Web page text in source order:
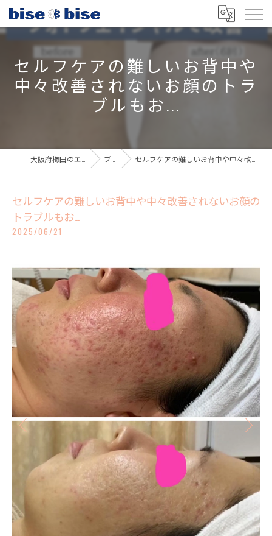
セルフケアの難しいお背中や
中々改善されないお顔のトラ
ブルもお...
大阪府梅田のエステならbisebise ブログ セルフケアの難しいお背中や中々改善されないお顔のトラブルもお...
セルフケアの難しいお背中や中々改善されないお顔の
トラブルもお...
2025/06/21